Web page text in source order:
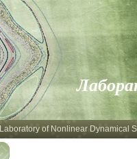
Laboratory of Nonlinear Dynamical